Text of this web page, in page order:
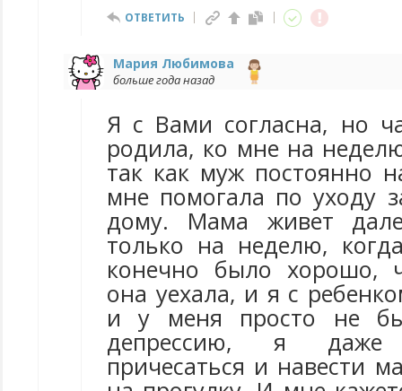
ОТВЕТИТЬ
Мария Любимова
больше года назад
Я с Вами согласна, но
родила, ко мне на
так как муж постоянно
мне помогала по уходу
дому. Мама живет
только на неделю,
конечно было хорошо,
она уехала, и я с
и у меня просто не
депрессию, я даже
причесаться и навести